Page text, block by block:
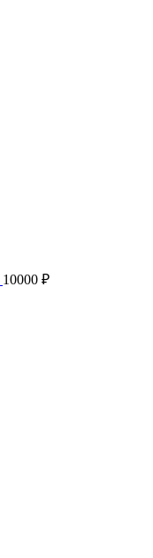
10000 ₽